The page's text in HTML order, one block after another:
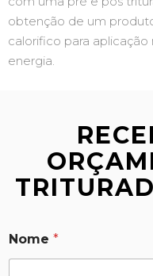
obtenção de um
calorifico para
energia.
Nome *